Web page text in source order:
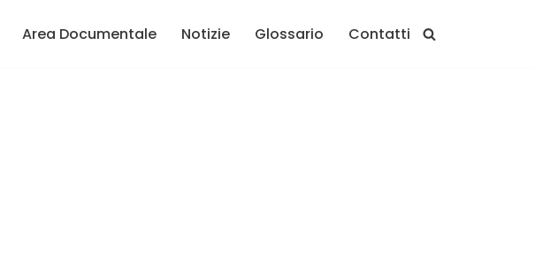
Area Documentale Notizie Glossario Contatti